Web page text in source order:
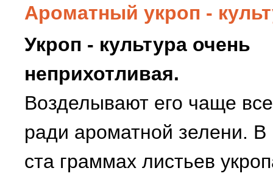
Ароматный укроп -
Укроп - культура очень
неприхотливая.
Возделывают его чаще
ради ароматной зелени. В
ста граммах листьев